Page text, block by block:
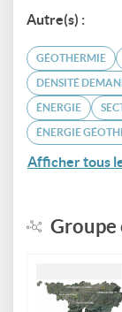
Autre(s) :
GÉOTHERMIE
DENSITÉ
ÉNERGIE
ÉNERGIE
Afficher tous
Groupe